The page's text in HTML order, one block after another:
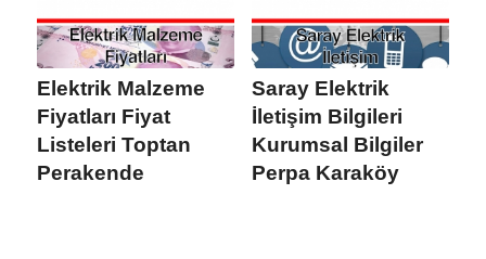
Elektrik Malzeme
Fiyatları Fiyat
Listeleri Toptan
Perakende
Saray Elektrik
İletişim Bilgileri
Kurumsal Bilgiler
Perpa Karaköy